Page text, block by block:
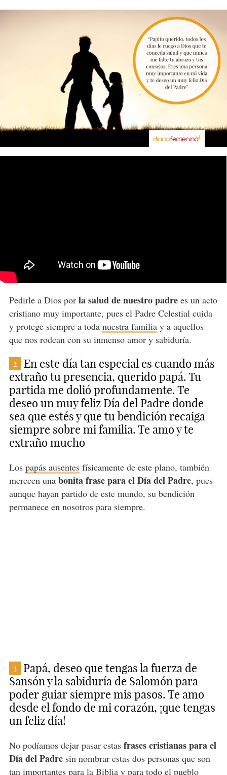
Pedirle a Dios por la salud de nuestro padrees un acto
cristiano muy importante, pues el Padre Celestial cuida
y protege siempre a toda nuestra familiay a aquellos
que nos rodean con su inmenso amor y sabiduría.
2
En este día tan especial es cuando más
extraño tu presencia, querido papá. Tu
partida me dolió profundamente. Te
deseo un muy feliz Día del Padre donde
sea que estés y que tu bendición recaiga
siempre sobre mi familia. Te amo y te
extraño mucho
Los papás ausentesfísicamente de este plano, también
merecen una bonita frase para el Día del Padre, pues
aunque hayan partido de este mundo, su bendición
permanece en nosotros para siempre.
3
Papá, deseo que tengas la fuerza de
Sansón y la sabiduría de Salomón para
poder guiar siempre mis pasos. Te amo
desde el fondo de mi corazón, ¡que tengas
un feliz día!
No podíamos dejar pasar estas frases cristianas para el
Día del Padresin nombrar estas dos personas que son
tan importantes para la Biblia y para todo el pueblo